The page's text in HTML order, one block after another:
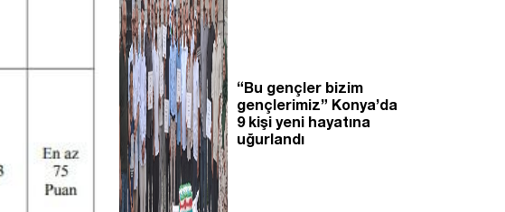
“Bu gençler bizim
gençlerimiz” Konya’da
9 kişi yeni hayatına
uğurlandı